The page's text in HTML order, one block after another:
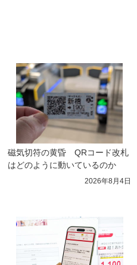
磁気切符の黄昏　QRコード改札
はどのように動いているのか
2026年8月4日